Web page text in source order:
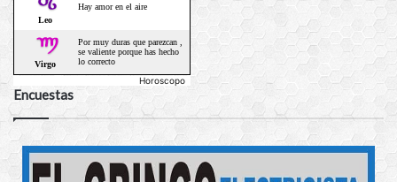
Horoscopo
Encuestas